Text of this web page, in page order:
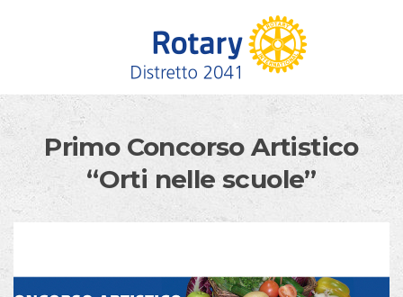
Primo Concorso Artistico
“Orti nelle scuole”